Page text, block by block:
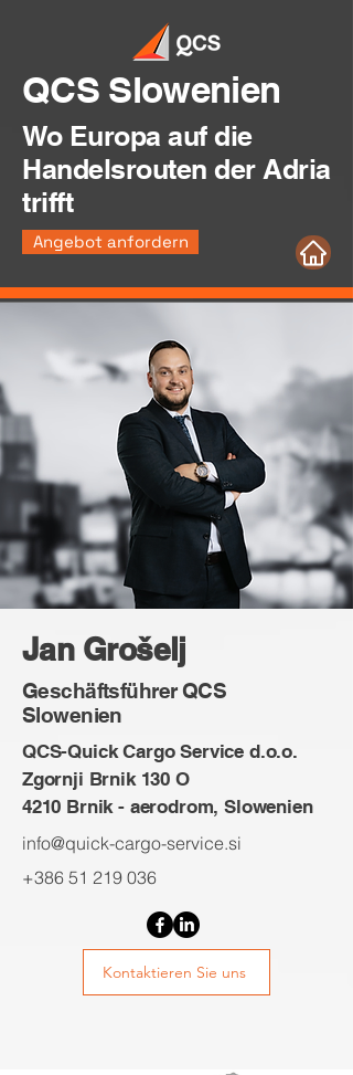
QCS Slowenien
Wo Europa auf die
Handelsrouten der Adria
trifft
Angebot anfordern
Jan Grošelj
Geschäftsführer QCS
Slowenien
QCS-Quick Cargo Service d.o.o.
Zgornji Brnik 130 O
4210 Brnik - aerodrom, Slowenien
info@quick-cargo-service.si
+386 51 219 036
Kontaktieren Sie uns